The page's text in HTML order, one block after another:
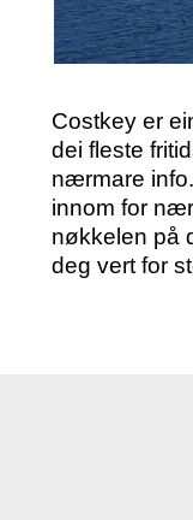
Costkey er
dei fleste
nærmare
innom for
nøkkelen på
deg vert for